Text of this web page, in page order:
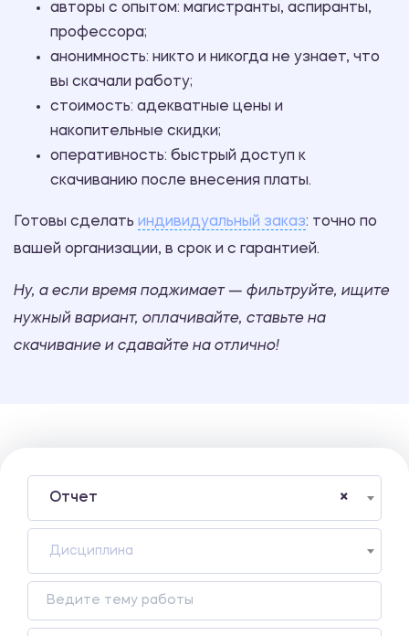
авторы с опытом: магистранты, аспиранты,
профессора;
анонимность: никто и никогда не узнает, что
вы скачали работу;
стоимость: адекватные цены и
накопительные скидки;
оперативность: быстрый доступ к
скачиванию после внесения платы.
Готовы сделать индивидуальный заказ: точно по
вашей организации, в срок и с гарантией.
Ну, а если время поджимает — фильтруйте, ищите
нужный вариант, оплачивайте, ставьте на
скачивание и сдавайте на отлично!
×
Отчет
Дисциплина